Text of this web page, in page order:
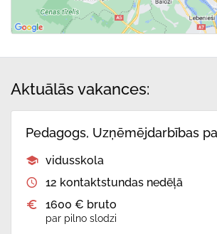
Aktuālās vakances:
Pedagogs, Uzņēmējdarbības
vidusskola
12 kontaktstundas nedēļā
1600 € bruto
par pilno slodzi